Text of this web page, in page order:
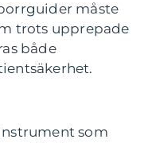
måste
trots upprepade
både
som